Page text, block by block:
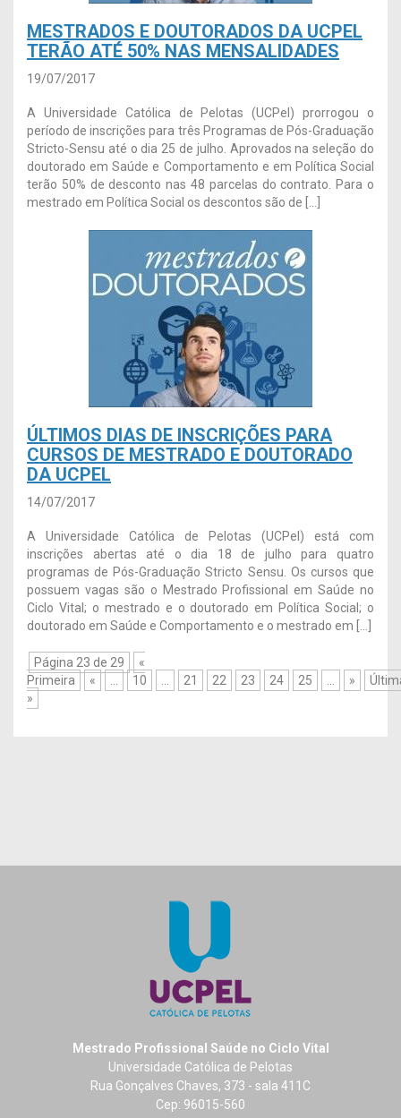
MESTRADOS E DOUTORADOS DA UCPEL
TERÃO ATÉ 50% NAS MENSALIDADES
19/07/2017
A Universidade Católica de Pelotas (UCPel) prorrogou o
período de inscrições para três Programas de Pós-Graduação
Stricto-Sensu até o dia 25 de julho. Aprovados na seleção do
doutorado em Saúde e Comportamento e em Política Social
terão 50% de desconto nas 48 parcelas do contrato. Para o
mestrado em Política Social os descontos são de […]
ÚLTIMOS DIAS DE INSCRIÇÕES PARA
CURSOS DE MESTRADO E DOUTORADO
DA UCPEL
14/07/2017
A Universidade Católica de Pelotas (UCPel) está com
inscrições abertas até o dia 18 de julho para quatro
programas de Pós-Graduação Stricto Sensu. Os cursos que
possuem vagas são o Mestrado Profissional em Saúde no
Ciclo Vital; o mestrado e o doutorado em Política Social; o
doutorado em Saúde e Comportamento e o mestrado em […]
Página 23 de 29
«
Primeira
« 10 21 22 23 24 25 »
»
Mestrado Profissional Saúde no Ciclo Vital
Universidade Católica de Pelotas
Rua Gonçalves Chaves, 373 - sala 411C
Cep: 96015-560